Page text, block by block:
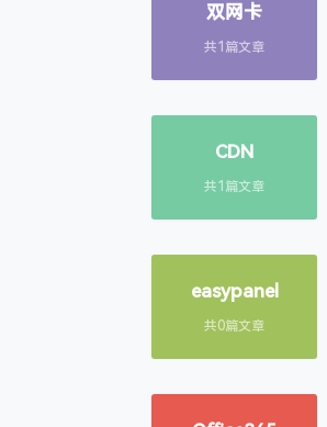
双网卡
共1篇文章
CDN
共1篇文章
easypanel
共0篇文章